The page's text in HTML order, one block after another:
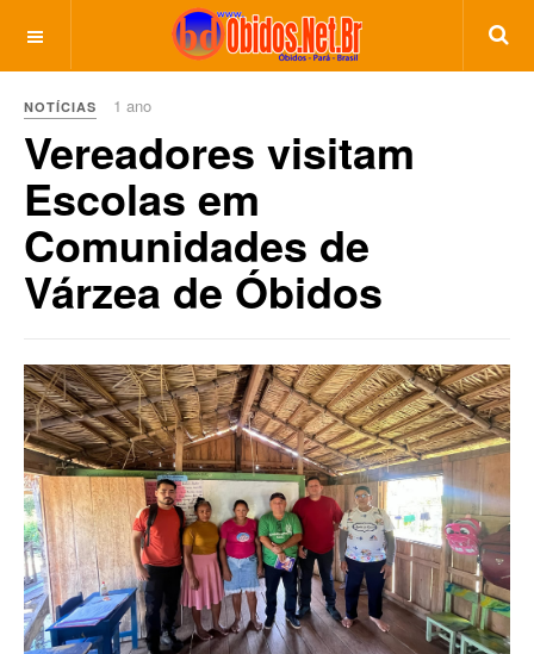
NOTÍCIAS 1 ano
Vereadores visitam
Escolas em
Comunidades de
Várzea de Óbidos